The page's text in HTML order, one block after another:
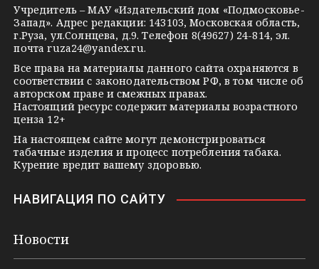
s
n
i
k
i
e
Учредитель – МАУ «Издательский дом «Подмосковье-
Запад». Адрес редакции: 143103, Московская область,
г.Руза, ул.Солнцева, д.9. Телефон 8(49627) 24-814, эл.
почтаruza24@yandex.ru.
Все права на материалы данного сайта охраняются в
соответствии с законодательством РФ, в том числе об
авторском праве и смежных правах.
Настоящий ресурс содержит материалы возрастного
ценза 12+
На настоящем сайте могут демонстрироваться
табачные изделия и процесс потребления табака.
Курение вредит вашему здоровью.
НАВИГАЦИЯ ПО САЙТУ
Новости